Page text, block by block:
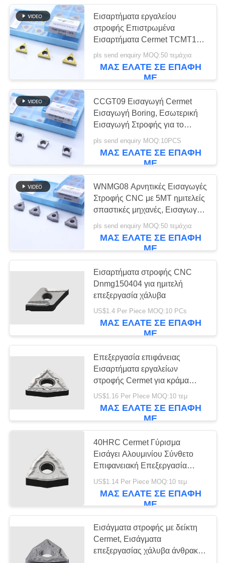
ΕΙΔΉΣΕΙΣ
ΖΗΤΉΣΤΕ
ΠΡΟΣΦΟΡΆ
SITEMAP
ΠΟΛΙΤΙΚΉ
ΑΠΟΡΡΉΤΟΥ
CNC που
αυλακώνει τα ένθετα
30
Ένθετα ρουλεμάν
κεραμομετάλλων
17
Ένθετα τρυπανιών
του U
Στερεά τέμνοντα
εργαλεία
Τροχοί άλεσης
διαμαντιών
Εισαρτήματα εργαλείου
στροφής Επιστρωμένα
Εισαρτήματα Cermet TCMT11-
5FG TCMT16-5FG
Εισαρτήματα στροφής Cermet
pls send enquiry MOQ:50 τεμάχια
ΜΑΣ ΕΛΆΤΕ ΣΕ ΕΠΑΦΉ
ΜΕ
CCGT09 Εισαγωγή Cermet
Εισαγωγή Boring, Εσωτερική
Εισαγωγή Στροφής για το
Κόψιμο Χάλυβα Καρβονίου,
Χαμηλού Λύξης Χάλυβα,
Χαμηλή Τροφή, Θετική
pls send enquiry MOQ:10PCS
ΜΑΣ ΕΛΆΤΕ ΣΕ ΕΠΑΦΉ
ΜΕ
WNMG08 Αρνητικές Εισαγωγές
Στροφής CNC με 5MT ημιτελείς
σπαστικές μηχανές, Εισαγωγή
Στροφής Cermet
pls send enquiry MOQ:50 τεμάχια
ΜΑΣ ΕΛΆΤΕ ΣΕ ΕΠΑΦΉ
ΜΕ
Εισαρτήματα στροφής CNC
Dnmg150404 για ημιτελή
επεξεργασία χάλυβα
US$1.4 Per Piece MOQ:10 PCs
ΜΑΣ ΕΛΆΤΕ ΣΕ ΕΠΑΦΉ
ΜΕ
Επεξεργασία επιφάνειας
Εισαρτήματα εργαλείων
στροφής Cermet για κράμα
αλουμινίου WNMG0804
US$1.16 Per PIece MOQ:10 τεμ
ΜΑΣ ΕΛΆΤΕ ΣΕ ΕΠΑΦΉ
ΜΕ
40HRC Cermet Γύρισμα
Εισάγει Αλουμινίου Σύνθετο
Επιφανειακή Επεξεργασία
WNMG0804
US$1.14 Per Piece MOQ:10 τεμ
ΜΑΣ ΕΛΆΤΕ ΣΕ ΕΠΑΦΉ
ΜΕ
Εισάγματα στροφής με δείκτη
Cermet, Εισάγματα
επεξεργασίας χάλυβα άνθρακα